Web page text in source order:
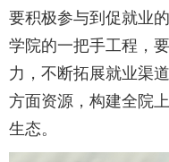
要积极参与到促就业
学院的一把手工程，
力，不断拓展就业渠
方面资源，构建全院
生态。